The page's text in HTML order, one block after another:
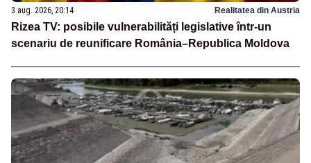
3 aug. 2026, 20:14 Realitatea din Austria
Rizea TV: posibile vulnerabilități legislative într-un
scenariu de reunificare România–Republica Moldova